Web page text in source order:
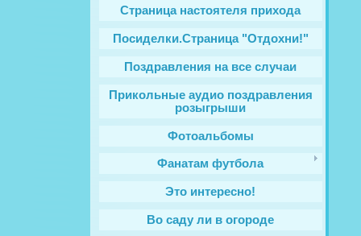
Cтраница настоятеля прихода
Посиделки.Страница "Отдохни!"
Поздравления на все случаи
Прикольные аудио поздравления
розыгрыши
Фотоальбомы
Фанатам футбола
Это интересно!
Во саду ли в огороде